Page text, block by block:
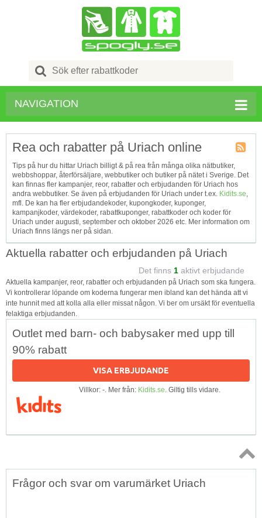
Search
for:
NAVIGATION
Tagg
RSS
Rea och rabatter på Uriach online
Tips på hur du hittar Uriach billigt & på rea från många olika nätbutiker,
webbshoppar, återförsäljare, webbutiker och butiker på nätet i Sverige. Det
kan finnas fler kampanjer, reor, rabatter och erbjudanden för Uriach hos
andra webbutiker. Se även på erbjudanden för Uriach under t.ex. Kidits.se,
mfl. De kan ha fler erbjudandekoder, kupongkoder, kuponger,
kampanjkoder, värdekoder, rabattkuponger, rabattkoder och koder för
Uriach under augusti, september och oktober 2026 etc. Mer information om
Uriach finns längs ner på sidan.
Aktuella rabatter och erbjudanden på Uriach
Det finns 1 aktivt erbjudande
Aktuella kampanjer, reor, rabatter och erbjudanden på Uriach som ska fungera.
Vi kontrollerar löpande om koderna fungerar men ibland kan det hända att vi
inte hunnit med att kolla alla eller missat någon. Vi ber om ursäkt för eventuella
felaktiga erbjudanden.
Outlet med barn- och babysaker med upp till
90% rabatt
VISA ERBJUDANDE
Villkor: -. Mer från: Kidits.se. Giltig tills vidare.
Topp
Frågor och svar om varumärket Uriach